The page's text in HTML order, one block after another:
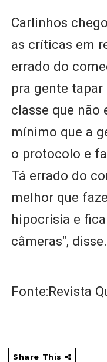
Carlinhos
as críticas em
errado do
pra gente
classe que não
mínimo que a
o protocolo e
Tá errado do
melhor que
hipocrisia e
câmeras", disse.
Fonte:Revista
Share This